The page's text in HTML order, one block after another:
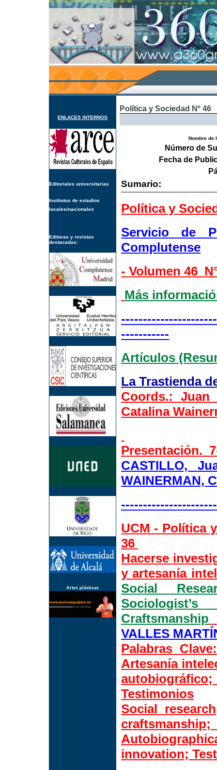
ENLACES INTERNOS
Editoriales universitarias
Institutos de estudios
locales/nacionales
Editoras y revistas
destacadas:
Artes plásticas
Política y Sociedad Nº 46
Nombre de
Número de
Fecha de
Sumario:
Política y
Servicio de
Complutense
- Volumen 46
Más
-----------
Artículos
La Trastienda
Coords.:
Catalina
Presentación.
CASTILLO,
WAINERMAN,
UCM - Política
36
Hacerse
y artesanía
Social
Craftsmanship
VALLES
Palabras Clave
Artesanía
Testimonios
Social
innovation;